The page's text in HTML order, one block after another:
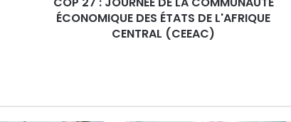
ÉCONOMIQUE DES ÉTATS DE L'AFRIQUE
CENTRAL (CEEAC)